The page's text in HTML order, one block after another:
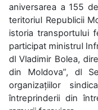
aniversarea a 155
teritoriul Republicii
istoria transportului
participat ministrul
dl Vladimir Bolea,
din Moldova”, dl
organizațiilor
întreprinderii din